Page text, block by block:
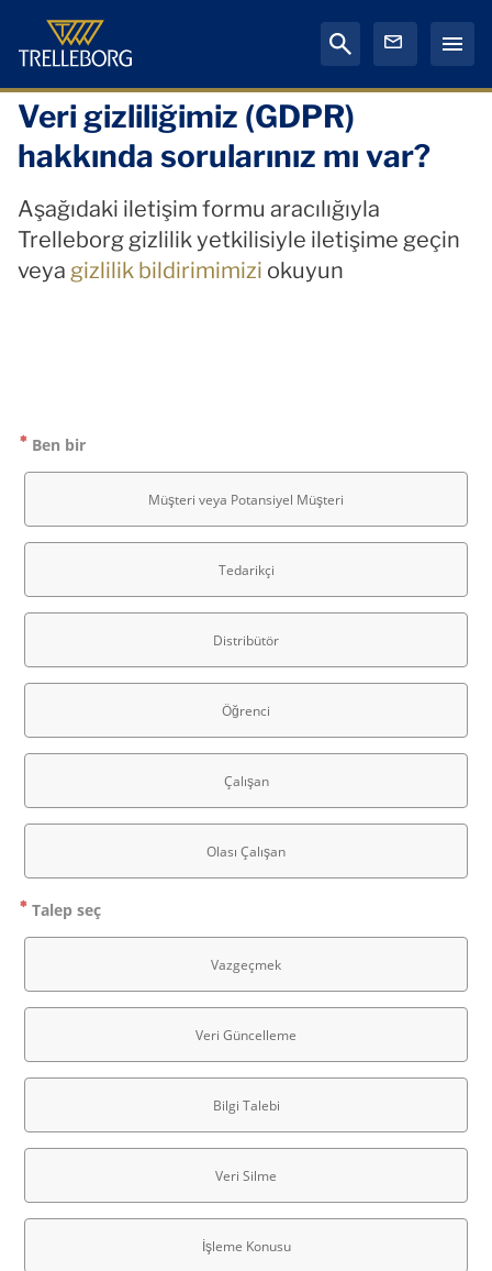
Veri gizliliğimiz (GDPR)
hakkında sorularınız mı var?
Aşağıdaki iletişim formu aracılığıyla
Trelleborg gizlilik yetkilisiyle iletişime geçin
veya gizlilik bildirimimizi okuyun